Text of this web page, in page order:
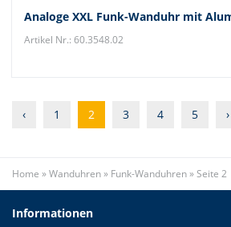
Analoge XXL Funk-Wanduhr mit
Artikel Nr.: 60.3548.02
‹ 1 2 3 4 5 ›
Home »Wanduhren» Funk-Wanduhren»Seite 2
Informationen